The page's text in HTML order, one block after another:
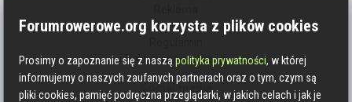
Kontakt
Polityka prywatności
Social media
Forumrowerowe.org korzysta z plików cookies
Prosimy o zapoznanie się z nasząpolityka prywatności, w której
informujemy o naszych zaufanych partnerach oraz o tym, czym są
pliki cookies, pamięć podręczna przeglądarki, w jakich celach i jak je